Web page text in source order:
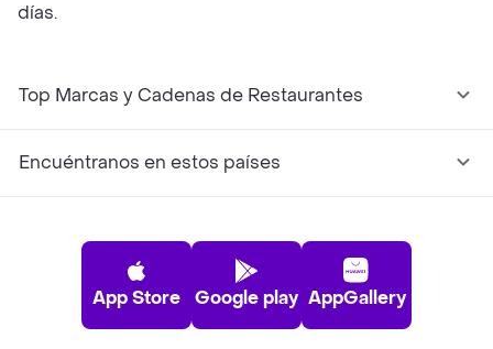
días.
Top Marcas y Cadenas de Restaurantes
Encuéntranos en estos países
App Store Google play AppGallery